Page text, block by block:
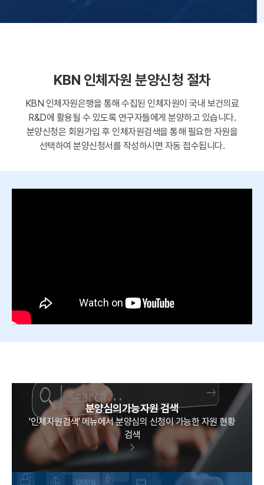
KBN 인체자원 분양신청 절차
KBN 인체자원은행을 통해 수집된 인체자원이 국내 보건의료
R&D에 활용될 수 있도록 연구자들에게 분양하고 있습니다.
분양신청은 회원가입 후 인체자원검색을 통해 필요한 자원을
선택하여 분양신청서를 작성하시면 자동 접수됩니다.
분양심의가능자원 검색
'인체자원검색' 메뉴에서 분양심의 신청이 가능한 자원 현황
검색